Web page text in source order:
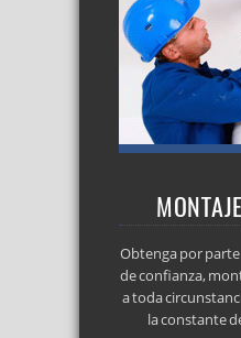
Obtenga por parte
de confianza,
a toda
la constante